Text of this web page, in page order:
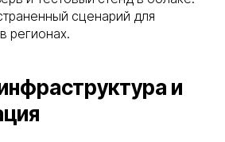
сценарий для
регионах.
и